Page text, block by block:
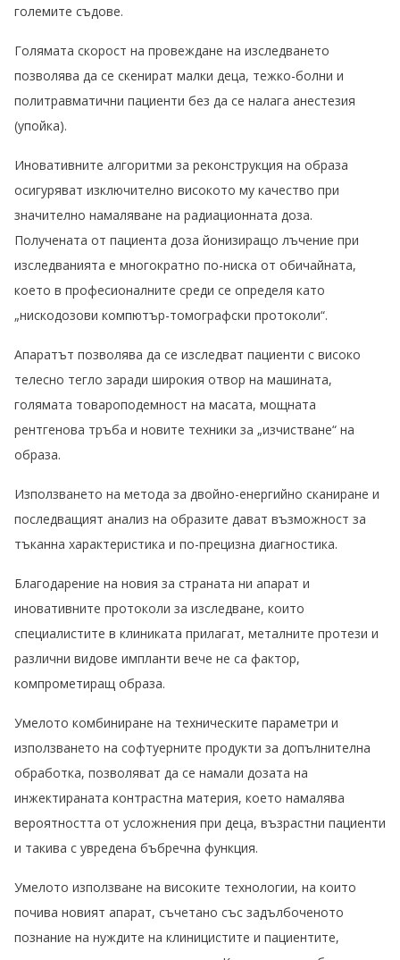
големите съдове.
Голямата скорост на провеждане на изследването
позволява да се скенират малки деца, тежко-болни и
политравматични пациенти без да се налага анестезия
(упойка).
Иновативните алгоритми за реконструкция на образа
осигуряват изключително високото му качество при
значително намаляване на радиационната доза.
Получената от пациента доза йонизиращо лъчение при
изследванията е многократно по-ниска от обичайната,
което в професионалните среди се определя като
„нискодозови компютър-томографски протоколи“.
Апаратът позволява да се изследват пациенти с високо
телесно тегло заради широкия отвор на машината,
голямата товароподемност на масата, мощната
рентгенова тръба и новите техники за „изчистване“ на
образа.
Използването на метода за двойно-енергийно сканиране и
последващият анализ на образите дават възможност за
тъканна характеристика и по-прецизна диагностика.
Благодарение на новия за страната ни апарат и
иновативните протоколи за изследване, които
специалистите в клиниката прилагат, металните протези и
различни видове импланти вече не са фактор,
компрометиращ образа.
Умелото комбиниране на техническите параметри и
използването на софтуерните продукти за допълнителна
обработка, позволяват да се намали дозата на
инжектираната контрастна материя, което намалява
вероятността от усложнения при деца, възрастни пациенти
и такива с увредена бъбречна функция.
Умелото използване на високите технологии, на които
почива новият апарат, съчетано със задълбоченото
познание на нуждите на клиницистите и пациентите,